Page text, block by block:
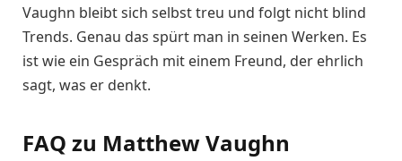
Vaughn bleibt sich selbst treu und folgt nicht blind
Trends. Genau das spürt man in seinen Werken. Es
ist wie ein Gespräch mit einem Freund, der ehrlich
sagt, was er denkt.
FAQ zu Matthew Vaughn